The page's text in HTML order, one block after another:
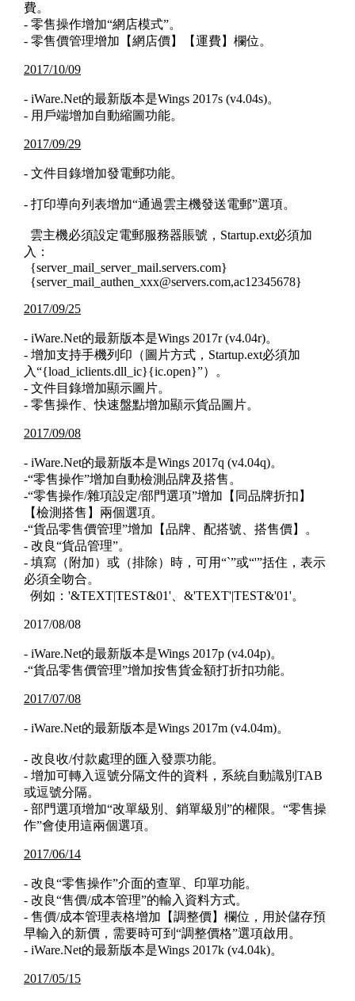
費。
- 零售操作增加“網店模式”。
- 零售價管理增加【網店價】【運費】欄位。
2017/10/09
- iWare.Net的最新版本是Wings 2017s (v4.04s)。
- 用戶端增加自動縮圖功能。
2017/09/29
- 文件目錄增加發電郵功能。
- 打印導向列表增加“通過雲主機發送電郵”選項。
雲主機必須設定電郵服務器賬號，Startup.ext必須加
入：
{server_mail_server_mail.servers.com}
{server_mail_authen_xxx@servers.com,ac12345678}
2017/09/25
- iWare.Net的最新版本是Wings 2017r (v4.04r)。
- 增加支持手機列印（圖片方式，Startup.ext必須加
入“{load_iclients.dll_ic}{ic.open}”）。
- 文件目錄增加顯示圖片。
- 零售操作、快速盤點增加顯示貨品圖片。
2017/09/08
- iWare.Net的最新版本是Wings 2017q (v4.04q)。
-“零售操作”增加自動檢測品牌及搭售。
-“零售操作/雜項設定/部門選項”增加【同品牌折扣】
【檢測搭售】兩個選項。
-“貨品零售價管理”增加【品牌、配搭號、搭售價】。
- 改良“貨品管理”。
- 填寫（附加）或（排除）時，可用“`”或“'”括住，表示
必須全吻合。
例如：'&TEXT|TEST&01'、&'TEXT'|TEST&'01'。
2017/08/08
- iWare.Net的最新版本是Wings 2017p (v4.04p)。
-“貨品零售價管理”增加按售貨金額打折扣功能。
2017/07/08
- iWare.Net的最新版本是Wings 2017m (v4.04m)。
- 改良收/付款處理的匯入發票功能。
- 增加可轉入逗號分隔文件的資料，系統自動識別TAB
或逗號分隔。
- 部門選項增加“改單級別、銷單級別”的權限。“零售操
作”會使用這兩個選項。
2017/06/14
- 改良“零售操作”介面的查單、印單功能。
- 改良“售價/成本管理”的輸入資料方式。
- 售價/成本管理表格增加【調整價】欄位，用於儲存預
早輸入的新價，需要時可到“調整價格”選項啟用。
- iWare.Net的最新版本是Wings 2017k (v4.04k)。
2017/05/15